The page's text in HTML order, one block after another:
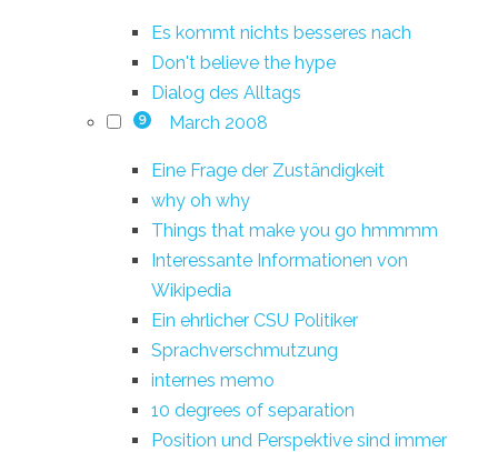
Es kommt nichts besseres nach
Don't believe the hype
Dialog des Alltags
9 March 2008
Eine Frage der Zuständigkeit
why oh why
Things that make you go hmmmm
Interessante Informationen von
Wikipedia
Ein ehrlicher CSU Politiker
Sprachverschmutzung
internes memo
10 degrees of separation
Position und Perspektive sind immer